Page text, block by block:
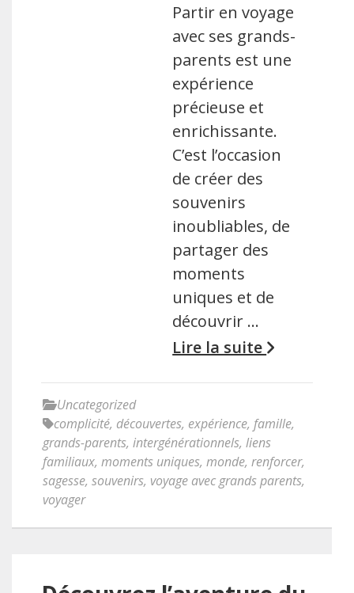
Partir en voyage
avec ses grands-
parents est une
expérience
précieuse et
enrichissante.
C’est l’occasion
de créer des
souvenirs
inoubliables, de
partager des
moments
uniques et de
découvrir …
Lire la suite
Uncategorized
complicité, découvertes, expérience, famille,
grands-parents, intergénérationnels, liens
familiaux, moments uniques, monde, renforcer,
sagesse, souvenirs, voyage avec grands parents,
voyager